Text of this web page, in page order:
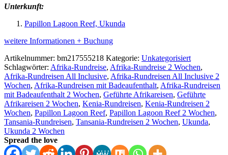
Unterkunft:
Papillon Lagoon Reef, Ukunda
weitere Informationen + Buchung
Artikelnummer: bm217555218 Kategorie: Unkategorisiert
Schlagwörter: Afrika-Rundreise, Afrika-Rundreise 2 Wochen,
Afrika-Rundreisen All Inclusive, Afrika-Rundreisen All Inclusive 2
Wochen, Afrika-Rundreisen mit Badeaufenthalt, Afrika-Rundreisen
mit Badeaufenthalt 2 Wochen, Geführte Afrikareisen, Geführte
Afrikareisen 2 Wochen, Kenia-Rundreisen, Kenia-Rundreisen 2
Wochen, Papillon Lagoon Reef, Papillon Lagoon Reef 2 Wochen,
Tansania-Rundreisen, Tansania-Rundreisen 2 Wochen, Ukunda,
Ukunda 2 Wochen
Spread the love